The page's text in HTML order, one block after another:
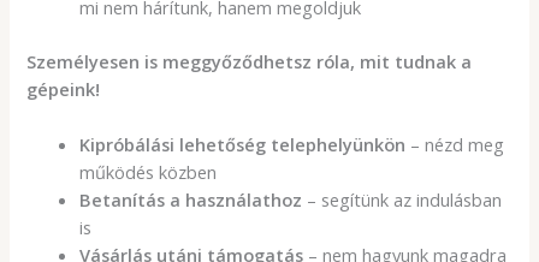
mi nem hárítunk, hanem megoldjuk
Személyesen is meggyőződhetsz róla, mit tudnak a
gépeink!
Kipróbálási lehetőség telephelyünkön – nézd meg
működés közben
Betanítás a használathoz – segítünk az indulásban
is
Vásárlás utáni támogatás – nem hagyunk magadra